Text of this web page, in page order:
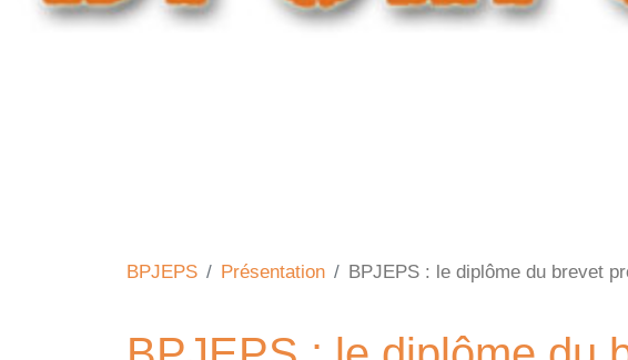
BPJEPS Présentation BPJEPS : le diplôme du brevet